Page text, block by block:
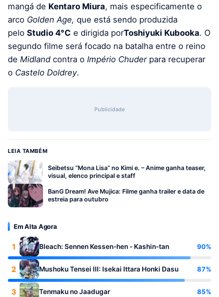
mangá de Kentaro Miura, mais especificamente o
arco Golden Age, que está sendo produzida
pelo Studio 4°C e dirigida porToshiyuki Kubooka. O
segundo filme será focado na batalha entre o reino
de Midlandcontra o Império Chuderpara recuperar
o Castelo Doldrey.
Publicidade
LEIA TAMBÉM
Seibetsu “Mona Lisa” no Kimi e. – Anime ganha teaser,
visual, elenco principal e staff
BanG Dream! Ave Mujica: Filme ganha trailer e data de
estreia para outubro
Em Alta Agora
1 Bleach: Sennen Kessen-hen - Kashin-tan 90%
2 Mushoku Tensei III: Isekai Ittara Honki Dasu 87%
3 Tenmaku no Jaadugar 85%